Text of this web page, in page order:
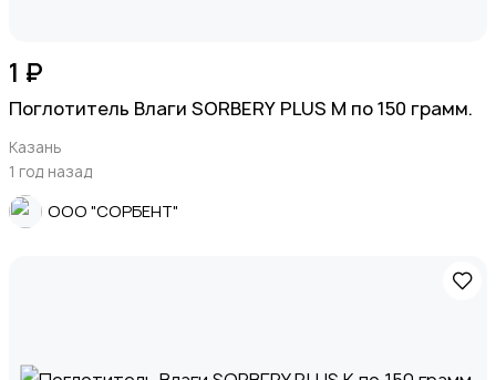
1 ₽
Поглотитель Влаги SORBERY PLUS M по 150 грамм.
Казань
1 год назад
ООО "СОРБЕНТ"